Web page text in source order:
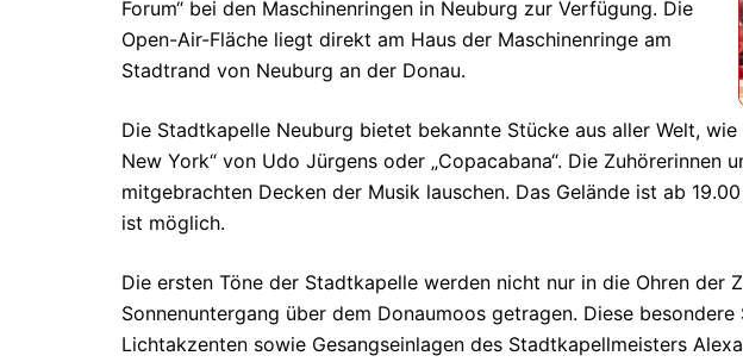
Forum“ bei den Maschinenringen in Neuburg zur Verfügung. Die
Open-Air-Fläche liegt direkt am Haus der Maschinenringe am
Stadtrand von Neuburg an der Donau.
Die Stadtkapelle Neuburg bietet bekannte Stücke aus aller Welt,
New York“ von Udo Jürgens oder „Copacabana“. Die Zuhörerinnen
mitgebrachten Decken der Musik lauschen. Das Gelände ist ab
ist möglich.
Die ersten Töne der Stadtkapelle werden nicht nur in die Ohren der
Sonnenuntergang über dem Donaumoos getragen. Diese
Lichtakzenten sowie Gesangseinlagen des Stadtkapellmeisters